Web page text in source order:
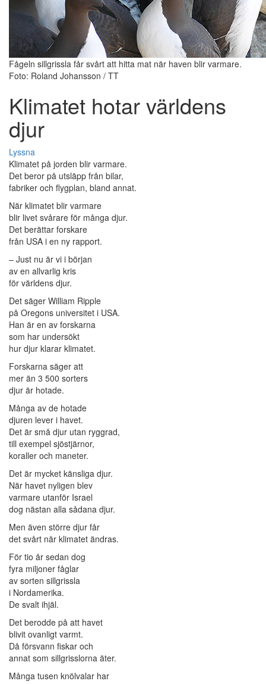
Fågeln sillgrissla får svårt att hitta mat när haven blir varmare.
Foto: Roland Johansson / TT
Klimatet hotar världens
djur
Lyssna
Klimatet på jorden blir varmare.
Det beror på utsläpp från bilar,
fabriker och flygplan, bland annat.
När klimatet blir varmare
blir livet svårare för många djur.
Det berättar forskare
från USA i en ny rapport.
– Just nu är vi i början
av en allvarlig kris
för världens djur.
Det säger William Ripple
på Oregons universitet i USA.
Han är en av forskarna
som har undersökt
hur djur klarar klimatet.
Forskarna säger att
mer än 3 500 sorters
djur är hotade.
Många av de hotade
djuren lever i havet.
Det är små djur utan ryggrad,
till exempel sjöstjärnor,
koraller och maneter.
Det är mycket känsliga djur.
När havet nyligen blev
varmare utanför Israel
dog nästan alla sådana djur.
Men även större djur får
det svårt när klimatet ändras.
För tio år sedan dog
fyra miljoner fåglar
av sorten sillgrissla
i Nordamerika.
De svalt ihjäl.
Det berodde på att havet
blivit ovanligt varmt.
Då försvann fiskar och
annat som sillgrisslorna äter.
Många tusen knölvalar har